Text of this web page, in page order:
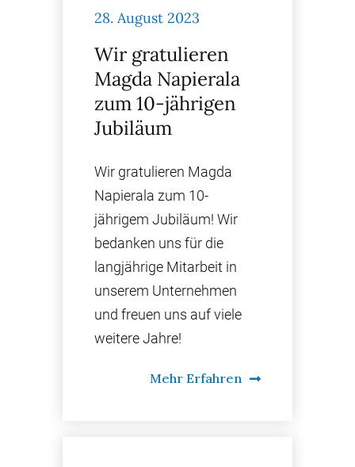
28. August 2023
Wir gratulieren
Magda Napierala
zum 10-jährigen
Jubiläum
Wir gratulieren Magda
Napierala zum 10-
jährigem Jubiläum! Wir
bedanken uns für die
langjährige Mitarbeit in
unserem Unternehmen
und freuen uns auf viele
weitere Jahre!
Mehr Erfahren